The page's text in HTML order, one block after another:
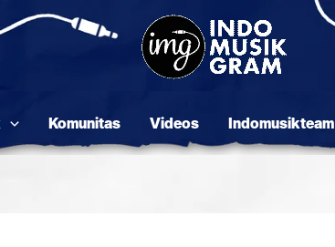
Komunitas Videos Indomusikteam